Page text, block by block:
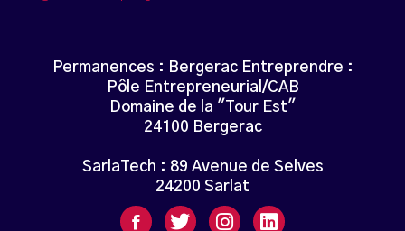
Permanences : Bergerac Entreprendre :
Pôle Entrepreneurial/CAB
Domaine de la "Tour Est"
24100 Bergerac
SarlaTech : 89 Avenue de Selves
24200 Sarlat